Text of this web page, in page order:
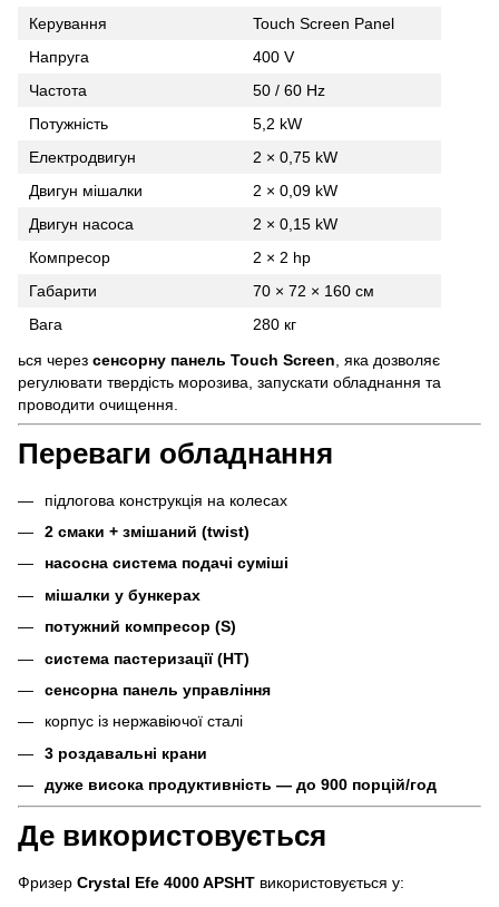
Керування
Touch Screen Panel
Напруга
400 V
Частота
50 / 60 Hz
Потужність
5,2 kW
Електродвигун
2 × 0,75 kW
Двигун мішалки
2 × 0,09 kW
Двигун насоса
2 × 0,15 kW
Компресор
2 × 2 hp
Габарити
70 × 72 × 160 см
Вага
280 кг
ься через сенсорну панель Touch Screen , яка дозволяє
регулювати твердість морозива, запускати обладнання та
проводити очищення.
Переваги обладнання
підлогова конструкція на колесах
2 смаки + змішаний (twist)
насосна система подачі суміші
мішалки у бункерах
потужний компресор (S)
система пастеризації (HT)
сенсорна панель управління
корпус із нержавіючої сталі
3 роздавальні крани
дуже висока продуктивність — до 900 порцій/год
Де використовується
Фризер Crystal Efe 4000 APSHT використовується у: